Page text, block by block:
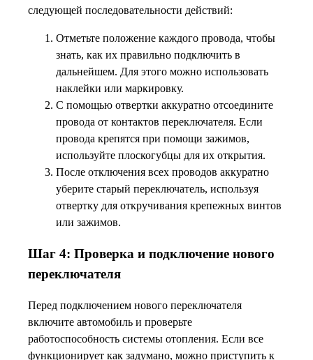
следующей последовательности действий:
Отметьте положение каждого провода, чтобы
знать, как их правильно подключить в
дальнейшем. Для этого можно использовать
наклейки или маркировку.
С помощью отвертки аккуратно отсоедините
провода от контактов переключателя. Если
провода крепятся при помощи зажимов,
используйте плоскогубцы для их открытия.
После отключения всех проводов аккуратно
уберите старый переключатель, используя
отвертку для откручивания крепежных винтов
или зажимов.
Шаг 4: Проверка и подключение нового
переключателя
Перед подключением нового переключателя
включите автомобиль и проверьте
работоспособность системы отопления. Если все
функционирует как задумано, можно приступить к